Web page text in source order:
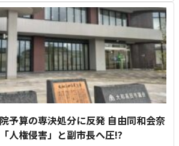
予算の専決処分に反発 自由同和会奈
人権侵害」と副市長へ圧!?